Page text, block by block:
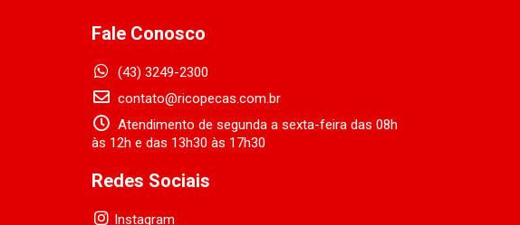
Fale Conosco
(43) 3249-2300
contato@ricopecas.com.br
Atendimento de segunda a sexta-feira das 08h
às 12h e das 13h30 às 17h30
Redes Sociais
Instagram